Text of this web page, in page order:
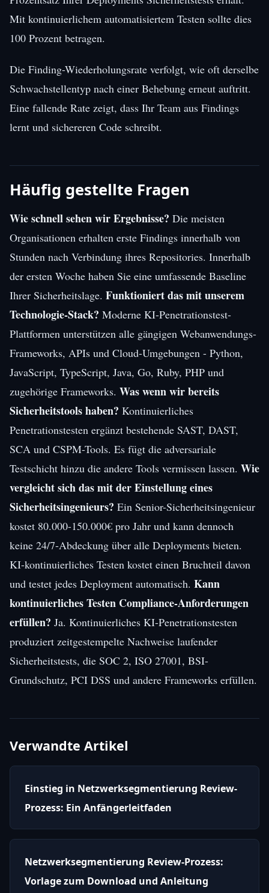
Mit kontinuierlichem automatisiertem Testen sollte dies
100 Prozent betragen.
Die Finding-Wiederholungsrate verfolgt, wie oft derselbe
Schwachstellentyp nach einer Behebung erneut auftritt.
Eine fallende Rate zeigt, dass Ihr Team aus Findings
lernt und sichereren Code schreibt.
Häufig gestellte Fragen
Wie schnell sehen wir Ergebnisse? Die meisten
Organisationen erhalten erste Findings innerhalb von
Stunden nach Verbindung ihres Repositories. Innerhalb
der ersten Woche haben Sie eine umfassende Baseline
Ihrer Sicherheitslage. Funktioniert das mit unserem
Technologie-Stack? Moderne KI-Penetrationstest-
Plattformen unterstützen alle gängigen Webanwendungs-
Frameworks, APIs und Cloud-Umgebungen - Python,
JavaScript, TypeScript, Java, Go, Ruby, PHP und
zugehörige Frameworks. Was wenn wir bereits
Sicherheitstools haben? Kontinuierliches
Penetrationstesten ergänzt bestehende SAST, DAST,
SCA und CSPM-Tools. Es fügt die adversariale
Testschicht hinzu die andere Tools vermissen lassen. Wie
vergleicht sich das mit der Einstellung eines
Sicherheitsingenieurs? Ein Senior-Sicherheitsingenieur
kostet 80.000-150.000€ pro Jahr und kann dennoch
keine 24/7-Abdeckung über alle Deployments bieten.
KI-kontinuierliches Testen kostet einen Bruchteil davon
und testet jedes Deployment automatisch. Kann
kontinuierliches Testen Compliance-Anforderungen
erfüllen? Ja. Kontinuierliches KI-Penetrationstesten
produziert zeitgestempelte Nachweise laufender
Sicherheitstests, die SOC 2, ISO 27001, BSI-
Grundschutz, PCI DSS und andere Frameworks erfüllen.
Verwandte Artikel
Einstieg in Netzwerksegmentierung Review-
Prozess: Ein Anfängerleitfaden
Netzwerksegmentierung Review-Prozess:
Vorlage zum Download und Anleitung